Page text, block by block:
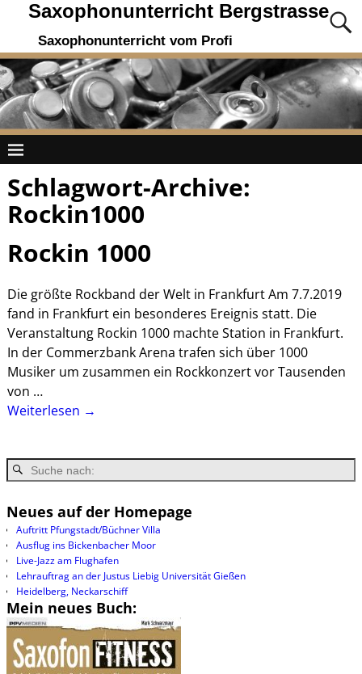
Saxophonunterricht Bergstrasse
Saxophonunterricht vom Profi
Schlagwort-Archive:
Rockin1000
Rockin 1000
Die größte Rockband der Welt in Frankfurt Am 7.7.2019
fand in Frankfurt ein besonderes Ereignis statt. Die
Veranstaltung Rockin 1000 machte Station in Frankfurt.
In der Commerzbank Arena trafen sich über 1000
Musiker um zusammen ein Rockkonzert vor Tausenden
von …
Weiterlesen →
Neues auf der Homepage
Auftritt Pfungstadt/Büchner Villa
Ausflug ins Bickenbacher Moor
Live-Jazz am Flughafen
Lehrauftrag an der Justus Liebig Universität Gießen
Heidelberg, Neckarschiff
Mein neues Buch: